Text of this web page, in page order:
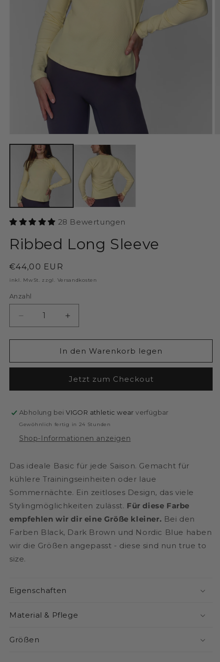
28 Bewertungen
Ribbed Long Sleeve
Normaler Preis
€44,00 EUR
inkl. MwSt. zzgl. Versandkosten
Anzahl
Anzahl
Verringere die Menge für Ribbed Long Sleeve |
Erhöhe die Menge für Ribbed Long
In den Warenkorb legen
Jetzt zum Checkout
Abholung beiVIGOR athletic wear verfügbar
Gewöhnlich fertig in 24 Stunden
Shop-Informationen anzeigen
Das ideale Basic für jede Saison. Gemacht für
kühlere Trainingseinheiten oder laue
Sommernächte. Ein zeitloses Design, das viele
Stylingmöglichkeiten zulässt. Für diese Farbe
empfehlen wir dir eine Größe kleiner. Bei den
Farben Black, Dark Brown und Nordic Blue haben
wir die Größen angepasst - diese sind nun true to
size.
Eigenschaften
Material & Pflege
Größen